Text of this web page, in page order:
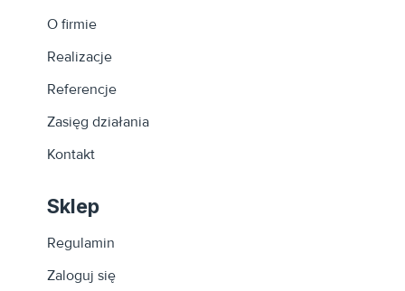
O firmie
Realizacje
Referencje
Zasięg działania
Kontakt
Sklep
Regulamin
Zaloguj się